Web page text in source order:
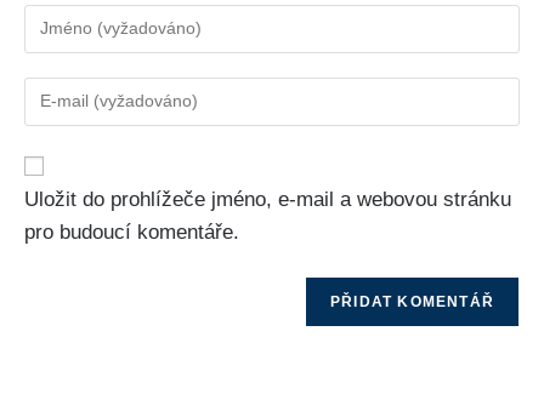
Uložit do prohlížeče jméno, e-mail a webovou stránku
pro budoucí komentáře.